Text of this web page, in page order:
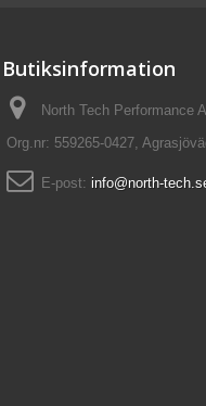
Butiksinformation
North Tech Performance
Org.nr: 559265-0427,
E-post: info@north-